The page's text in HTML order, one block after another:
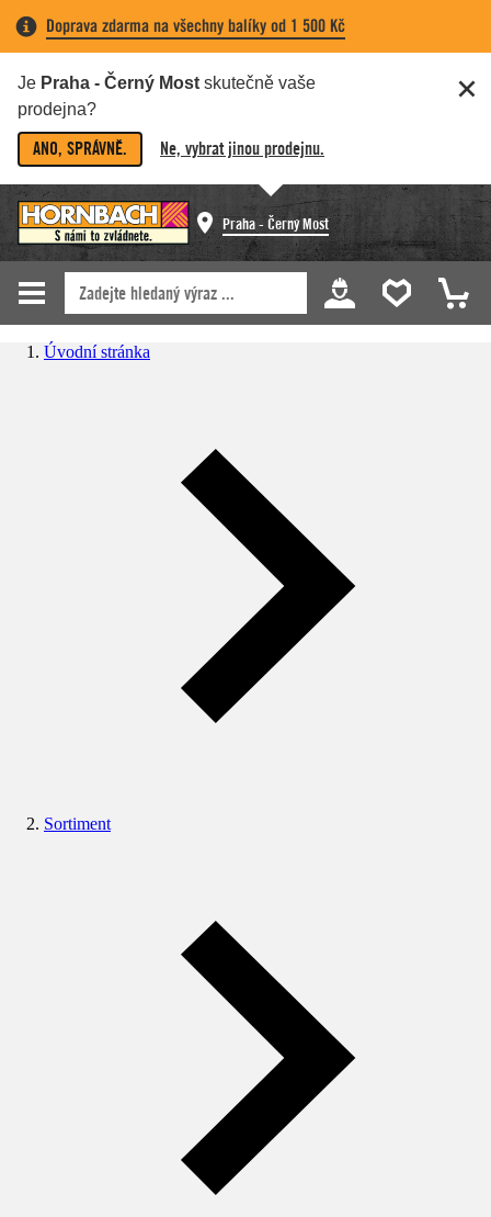
Doprava zdarma na všechny balíky od 1 500 Kč
Je Praha - Černý Most skutečně vaše
prodejna?
ANO, SPRÁVNĚ. Ne, vybrat jinou prodejnu.
Praha - Černý Most
Úvodní stránka
Sortiment